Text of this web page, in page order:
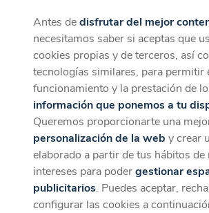
CaixaForum+
La mejor experiencia desde la
Antes dedisfrutar del mejor
necesitamos saber si aceptas que
cookies propias y de terceros, así
tecnologías similares, para permitir
funcionamiento y la prestación de
información que ponemos a tu
Queremos proporcionarte una
personalización de la web y crear
elaborado a partir de tus hábitos de
intereses para podergestionar
publicitarios. Puedes aceptar,
configurar las cookies a